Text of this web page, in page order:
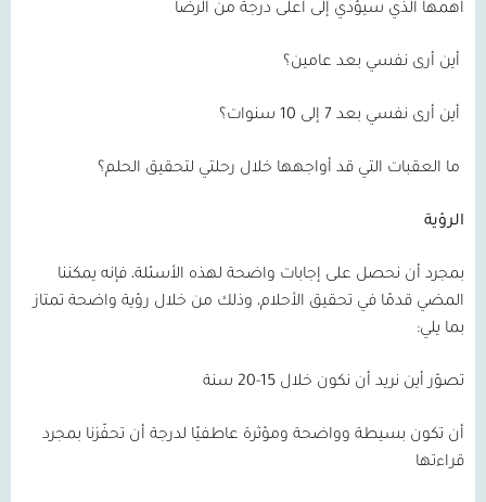
أهمها الذي سيؤدي إلى أعلى درجة من الرضا
أين أرى نفسي بعد عامين؟
أين أرى نفسي بعد 7 إلى 10 سنوات؟
ما العقبات التي قد أواجهها خلال رحلتي لتحقيق الحلم؟
الرؤية
بمجرد أن نحصل على إجابات واضحة لهذه الأسئلة، فإنه يمكننا
المضي قدمًا في تحقيق الأحلام، وذلك من خلال رؤية واضحة تمتاز
بما يلي:
تصوّر أين نريد أن نكون خلال 15-20 سنة
أن تكون بسيطة وواضحة ومؤثرة عاطفيًا لدرجة أن تحفّزنا بمجرد
قراءتها